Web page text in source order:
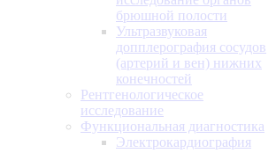
брюшной полости
Ультразвуковая
допплерография сосудов
(артерий и вен) нижних
конечностей
Рентгенологическое
исследование
Функциональная диагностика
Электрокардиография